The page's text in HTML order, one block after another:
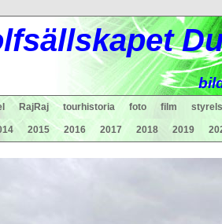
fsällskapet
RajRaj tourhistoria foto film
2015 2016 2017 2018 2019